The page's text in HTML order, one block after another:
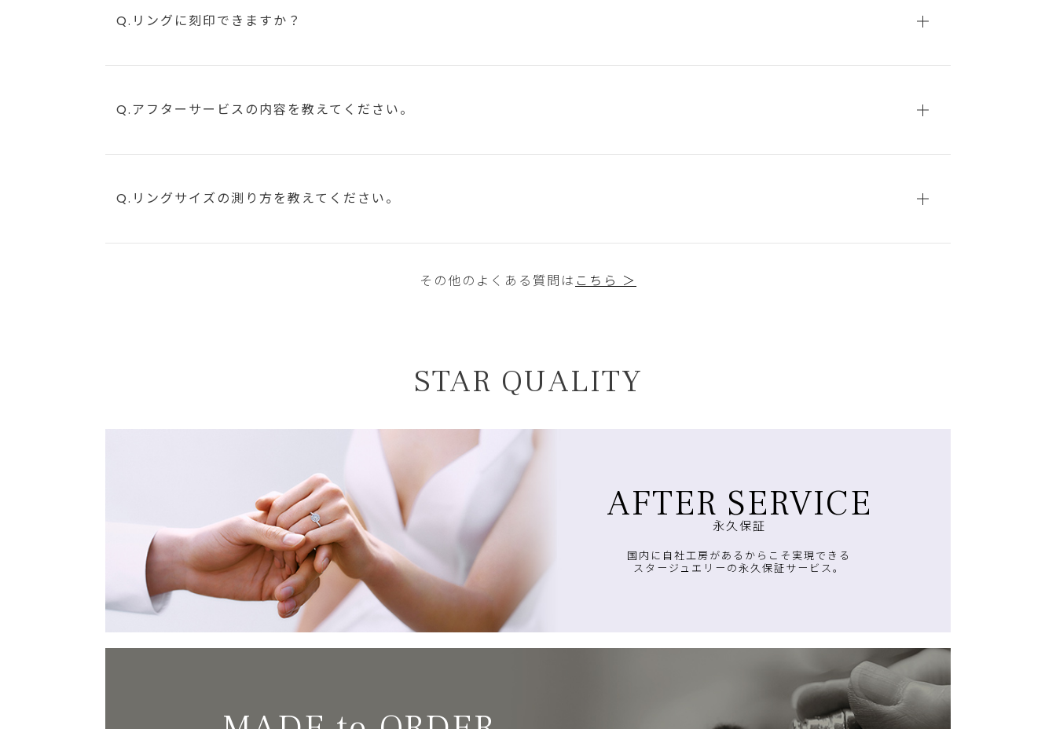
Q.リングに刻印できますか？
Q.アフターサービスの内容を教えてください。
Q.リングサイズの測り方を教えてください。
その他のよくある質問は こちら ＞
STAR QUALITY
AFTER SERVICE
永久保証
国内に自社工房があるからこそ実現できる
スタージュエリーの永久保証サービス。